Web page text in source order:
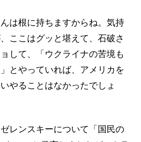
は根に持ちますからね。気持
ここはグッと堪えて、石破さ
して、「ウクライナの苦境も
とやっていれば、アメリカを
やることはなかったでしょ
レンスキーについて「国民の